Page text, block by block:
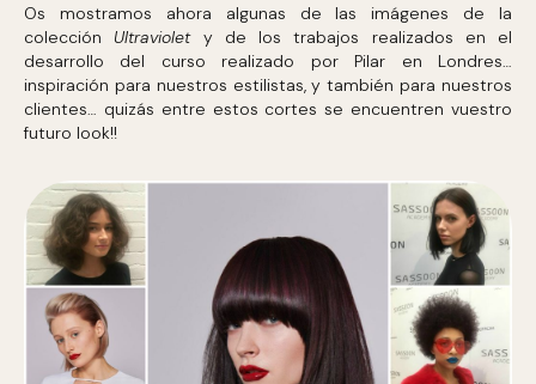
Os mostramos ahora algunas de las imágenes de la
colección Ultraviolet y de los trabajos realizados en el
desarrollo del curso realizado por Pilar en Londres…
inspiración para nuestros estilistas, y también para nuestros
clientes… quizás entre estos cortes se encuentren vuestro
futuro look!!